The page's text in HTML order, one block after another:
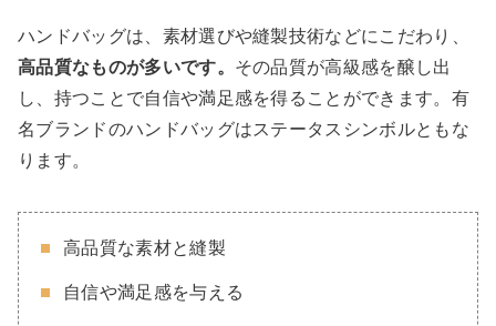
ハンドバッグは、素材選びや縫製技術などにこだわり、
高品質なものが多いです。 その品質が高級感を醸し出
し、持つことで自信や満足感を得ることができます。有
名ブランドのハンドバッグはステータスシンボルともな
ります。
高品質な素材と縫製
自信や満足感を与える